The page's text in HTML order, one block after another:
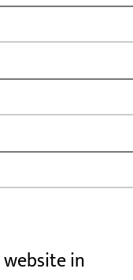
website in